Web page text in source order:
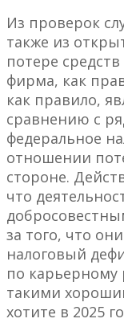
Из проверок
также из
потере
фирма, как
как правило,
сравнению с
федеральное
отношении
стороне.
что
за того, что
налоговый
по карьерному
такими
хотите в 2025